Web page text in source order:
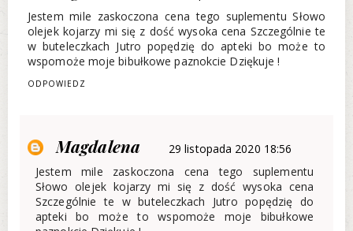
Jestem mile zaskoczona cena tego suplementu Słowo
olejek kojarzy mi się z dość wysoka cena Szczególnie te
w buteleczkach Jutro popędzię do apteki bo może to
wspomoże moje bibułkowe paznokcie Dziękuje !
ODPOWIEDZ
Magdalena
29 listopada 2020 18:56
Jestem mile zaskoczona cena tego suplementu
Słowo olejek kojarzy mi się z dość wysoka cena
Szczególnie te w buteleczkach Jutro popędzię do
apteki bo może to wspomoże moje bibułkowe